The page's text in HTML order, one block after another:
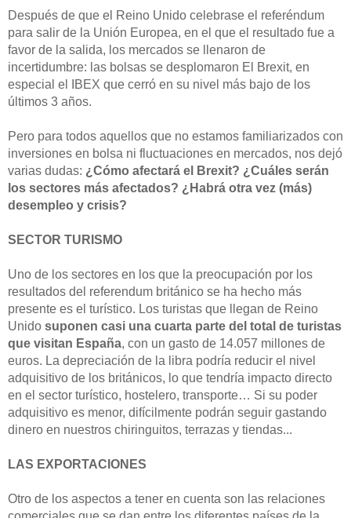
Después de que el Reino Unido celebrase el referéndum
para salir de la Unión Europea, en el que el resultado fue a
favor de la salida, los mercados se llenaron de
incertidumbre: las bolsas se desplomaron El Brexit, en
especial el IBEX que cerró en su nivel más bajo de los
últimos 3 años.
Pero para todos aquellos que no estamos familiarizados con
inversiones en bolsa ni fluctuaciones en mercados, nos dejó
varias dudas: ¿Cómo afectará el Brexit? ¿Cuáles serán
los sectores más afectados? ¿Habrá otra vez (más)
desempleo y crisis?
SECTOR TURISMO
Uno de los sectores en los que la preocupación por los
resultados del referendum británico se ha hecho más
presente es el turístico. Los turistas que llegan de Reino
Unido suponen casi una cuarta parte del total de turistas
que visitan España, con un gasto de 14.057 millones de
euros. La depreciación de la libra podría reducir el nivel
adquisitivo de los británicos, lo que tendría impacto directo
en el sector turístico, hostelero, transporte… Si su poder
adquisitivo es menor, difícilmente podrán seguir gastando
dinero en nuestros chiringuitos, terrazas y tiendas...
LAS EXPORTACIONES
Otro de los aspectos a tener en cuenta son las relaciones